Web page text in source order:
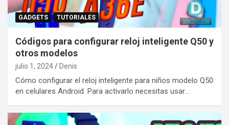
GADGETS TUTORIALES
Códigos para configurar reloj inteligente Q50 y
otros modelos
julio 1, 2024 Denis
Cómo configurar el reloj inteligente para niños modelo Q50
en celulares Android. Para activarlo necesitas usar…